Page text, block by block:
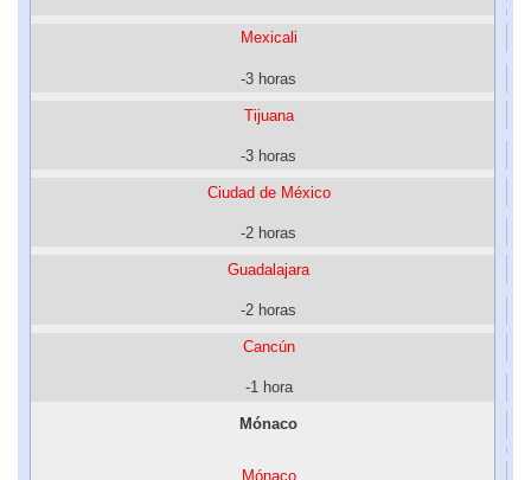
Mexicali
-3 horas
Tijuana
-3 horas
Ciudad de México
-2 horas
Guadalajara
-2 horas
Cancún
-1 hora
Mónaco
Mónaco